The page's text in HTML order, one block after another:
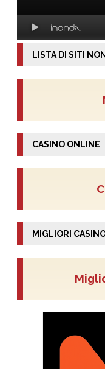
LISTA DI SITI
CASINO ONLINE
MIGLIORI